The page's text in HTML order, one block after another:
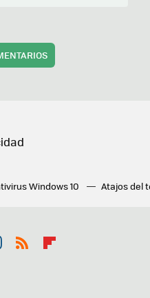
Windows 10 Atajos del